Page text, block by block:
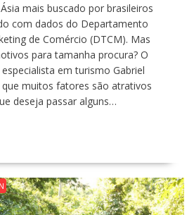
mais buscado por brasileiros
com dados do Departamento
de Comércio (DTCM). Mas
para tamanha procura? O
em turismo Gabriel
muitos fatores são atrativos
deseja passar alguns…